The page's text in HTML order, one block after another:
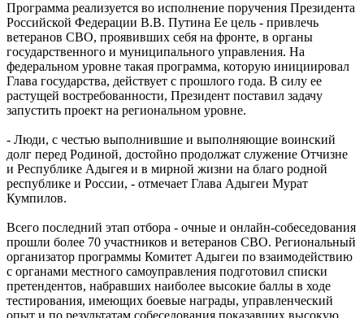
Программа реализуется во исполнение поручения Президента
Российской Федерации В.В. Путина Ее цель - привлечь
ветеранов СВО, проявивших себя на фронте, в органы
государственного и муниципального управления. На
федеральном уровне такая программа, которую инициировал
Глава государства, действует с прошлого года. В силу ее
растущей востребованности, Президент поставил задачу
запустить проект на региональном уровне.
- Люди, с честью выполнившие и выполняющие воинский
долг перед Родиной, достойно продолжат служение Отчизне
и Республике Адыгея и в мирной жизни на благо родной
республике и России, - отмечает Глава Адыгеи Мурат
Кумпилов.
Всего последний этап отбора - очные и онлайн-собеседования
прошли более 70 участников и ветеранов СВО. Региональный
организатор программы Комитет Адыгеи по взаимодействию
с органами местного самоуправления подготовил списки
претендентов, набравших наиболее высокие баллы в ходе
тестирования, имеющих боевые награды, управленческий